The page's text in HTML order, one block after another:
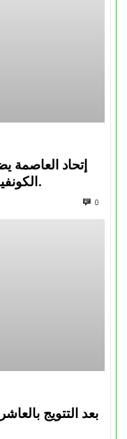
إتحاد
الكونفيدرالية الإفريقية الموسم القادم.
0
بعد التتويج